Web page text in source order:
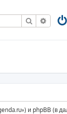
Поиск
и phpBB (в